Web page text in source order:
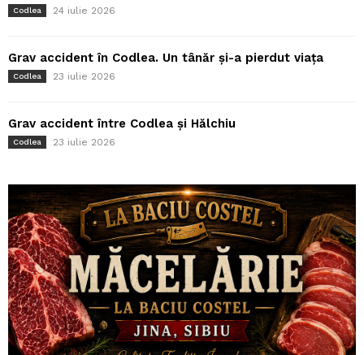
Codlea 24 iulie 2026
Grav accident în Codlea. Un tânăr și-a pierdut viața
Codlea 23 iulie 2026
Grav accident între Codlea și Hălchiu
Codlea 23 iulie 2026